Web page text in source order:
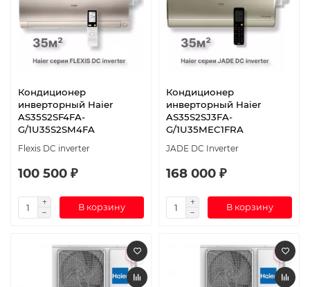
Кондиционер
инверторный Haier
AS35S2SF4FA-
G/1U35S2SM4FA
Flexis DC inverter
100 500 ₽
В корзину
Кондиционер
инверторный Haier
AS35S2SJ3FA-
G/1U35MEC1FRA
JADE DC Inverter
168 000 ₽
В корзину